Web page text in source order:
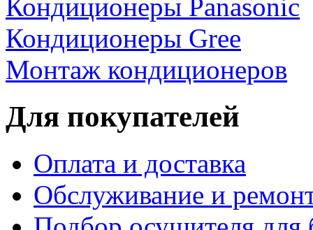
Кондиционеры Panasonic
Кондиционеры Gree
Монтаж кондиционеров
Для покупателей
Оплата и доставка
Обслуживание и